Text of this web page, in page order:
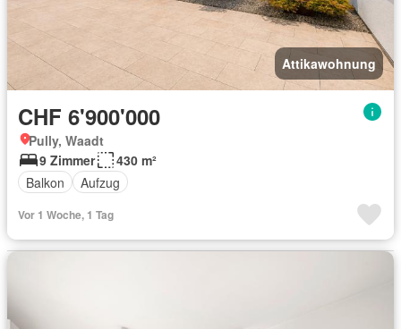
Attikawohnung
CHF 6'900'000
Pully, Waadt
9 Zimmer
430 m²
Balkon
Aufzug
Vor 1 Woche, 1 Tag